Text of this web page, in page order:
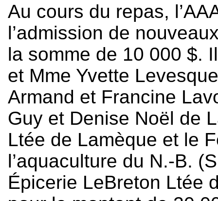
Au cours du repas,
l’admission de
la somme de 10 000 $.
et Mme Yvette
Armand et Francine
Guy et Denise Noël de
Ltée de Lamèque et le
l’aquaculture du N.-B.
Épicerie LeBreton Ltée